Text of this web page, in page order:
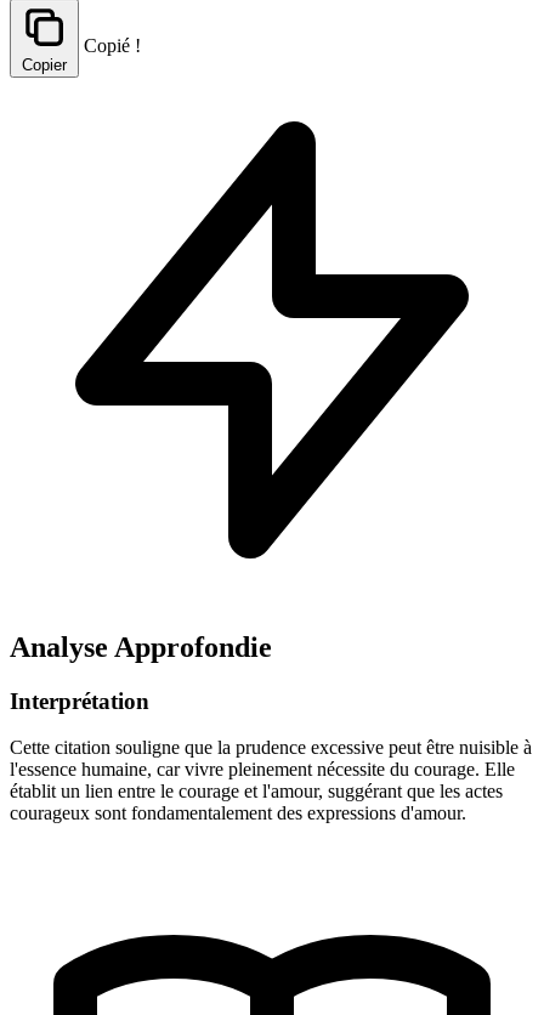
Copier
Copié !
Analyse Approfondie
Interprétation
Cette citation souligne que la prudence excessive peut être nuisible à
l'essence humaine, car vivre pleinement nécessite du courage. Elle
établit un lien entre le courage et l'amour, suggérant que les actes
courageux sont fondamentalement des expressions d'amour.